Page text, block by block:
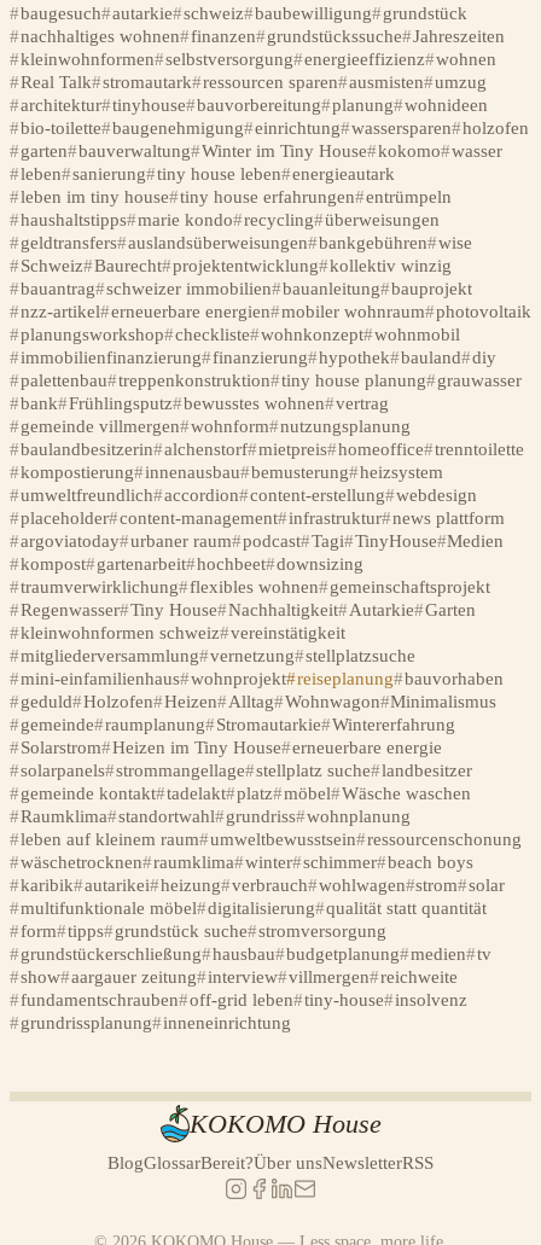
baugesuch autarkie schweiz baubewilligung
grundstück
nachhaltiges wohnen finanzen grundstückssuche Jahreszeiten
kleinwohnformen selbstversorgung energieeffizienz wohnen
Real Talk stromautark ressourcen sparen ausmisten umzug
architektur tinyhouse bauvorbereitung planung wohnideen
bio-toilette baugenehmigung einrichtung wassersparen holzofen
garten bauverwaltung Winter im Tiny House kokomo wasser
leben sanierung tiny house leben energieautark
leben im tiny house tiny house erfahrungen entrümpeln
haushaltstipps marie kondo recycling überweisungen
geldtransfers auslandsüberweisungen bankgebühren wise
Schweiz Baurecht projektentwicklung kollektiv winzig
bauantrag schweizer immobilien bauanleitung bauprojekt
nzz-artikel erneuerbare energien mobiler wohnraum photovoltaik
planungsworkshop checkliste wohnkonzept wohnmobil
immobilienfinanzierung finanzierung hypothek bauland diy
palettenbau treppenkonstruktion tiny house planung
grauwasser
bank Frühlingsputz bewusstes wohnen vertrag
gemeinde villmergen wohnform nutzungsplanung
baulandbesitzerin alchenstorf mietpreis homeoffice trenntoilette
kompostierung innenausbau bemusterung heizsystem
umweltfreundlich accordion content-erstellung webdesign
placeholder content-management infrastruktur news plattform
argoviatoday urbaner raum podcast Tagi TinyHouse Medien
kompost gartenarbeit hochbeet downsizing
traumverwirklichung flexibles wohnen
gemeinschaftsprojekt
Regenwasser Tiny House Nachhaltigkeit Autarkie Garten
kleinwohnformen schweiz vereinstätigkeit
mitgliederversammlung vernetzung stellplatzsuche
mini-einfamilienhaus wohnprojekt reiseplanung bauvorhaben
geduld Holzofen Heizen Alltag Wohnwagon Minimalismus
gemeinde raumplanung Stromautarkie Wintererfahrung
Solarstrom Heizen im Tiny House erneuerbare energie
solarpanels strommangellage stellplatz suche landbesitzer
gemeinde kontakt tadelakt platz möbel Wäsche waschen
Raumklima standortwahl grundriss wohnplanung
leben auf kleinem raum umweltbewusstsein ressourcenschonung
wäschetrocknen raumklima winter schimmer beach boys
karibik autarikei heizung verbrauch wohlwagen strom solar
multifunktionale möbel digitalisierung qualität statt quantität
form tipps grundstück suche stromversorgung
grundstückerschließung hausbau budgetplanung medien tv
show aargauer zeitung interview villmergen reichweite
fundamentschrauben off-grid leben tiny-house insolvenz
grundrissplanung inneneinrichtung
KOKOMO House
BlogGlossarBereit?Über unsNewsletterRSS
© 2026 KOKOMO House — Less space, more life.